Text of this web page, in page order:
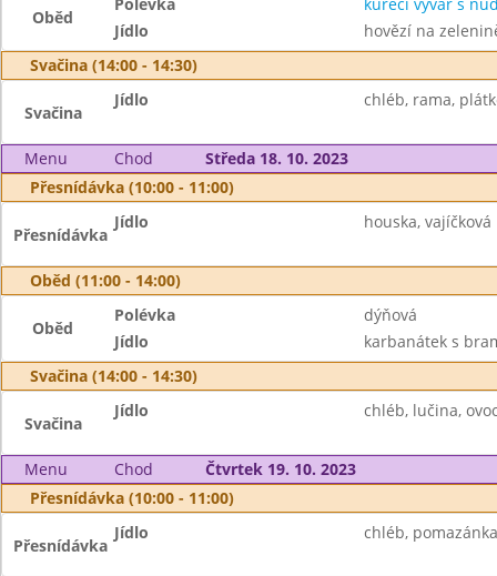
Oběd
Jídlo
hovězí na
Svačina (14:00 - 14:30)
Svačina
Jídlo chléb, rama,
Menu Chod
Středa 18. 10. 2023
Přesnídávka (10:00 - 11:00)
Přesnídávka
Jídlo houska,
Oběd (11:00 - 14:00)
Oběd
Polévka
dýňová
Jídlo
karbanátek s
Svačina (14:00 - 14:30)
Svačina
Jídlo chléb, lučina,
Menu Chod
Čtvrtek 19. 10. 2023
Přesnídávka (10:00 - 11:00)
Přesnídávka
Jídlo chléb,